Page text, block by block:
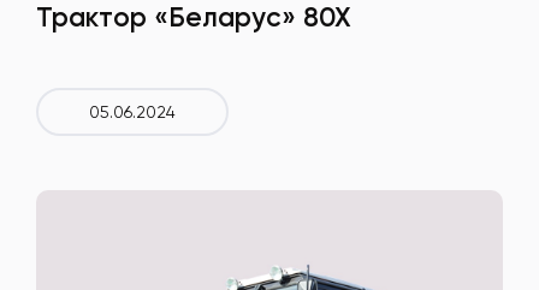
Трактор «Беларус» 80Х
05.06.2024